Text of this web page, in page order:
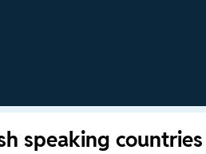
speaking countries